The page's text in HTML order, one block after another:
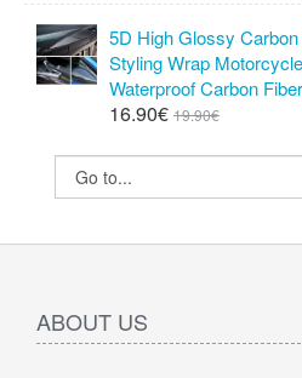
5D High Glossy
Styling Wrap
Waterproof Carbon
16.90€ 19.90€
ABOUT US